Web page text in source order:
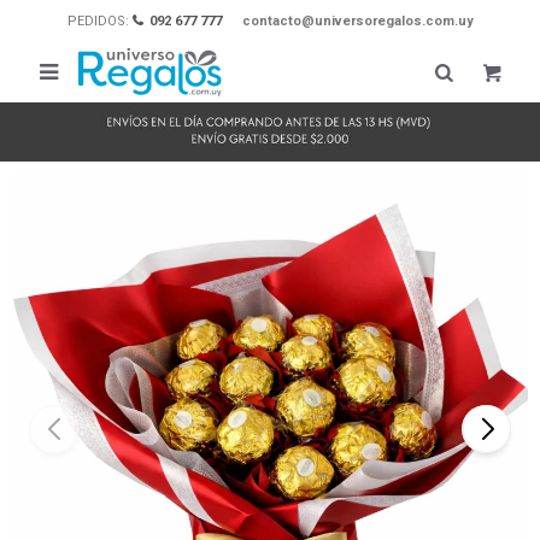
PEDIDOS: 092 677 777 contacto@universoregalos.com.uy
